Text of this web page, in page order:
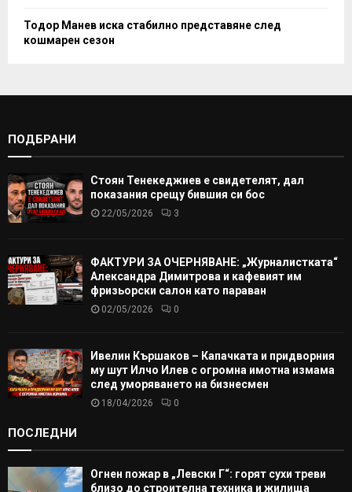
Тодор Манев иска стабилно представяне след
кошмарен сезон
ПОДБРАНИ
Стоян Тенекеджиев е свидетелят, дал
показания срещу бившия си бос
22/05/2026 3
ФАКТУРИ ЗА ОЧЕРНЯВАНЕ: „Журналистката“
Александра Димитрова и кафевият им
фризьорски салон като параван
02/05/2026 0
Ивелин Кършаков – Капачката и придворния
му шут Илчо Илев с огромна имотна измама
след уморяването на бизнесмен
18/04/2026 0
ПОСЛЕДНИ
Огнен пожар в „Левски Г“: горят сухи треви
близо до строителна техника и жилища